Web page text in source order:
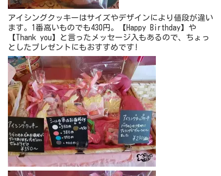
アイシングクッキーはサイズやデザインにより値段が違い
ます。1番高いものでも430円。【Happy Birthday】や
【Thank you】と言ったメッセージ入もあるので、ちょっ
としたプレゼントにもおすすめです!